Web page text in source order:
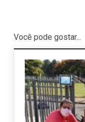
Você pode gostar...